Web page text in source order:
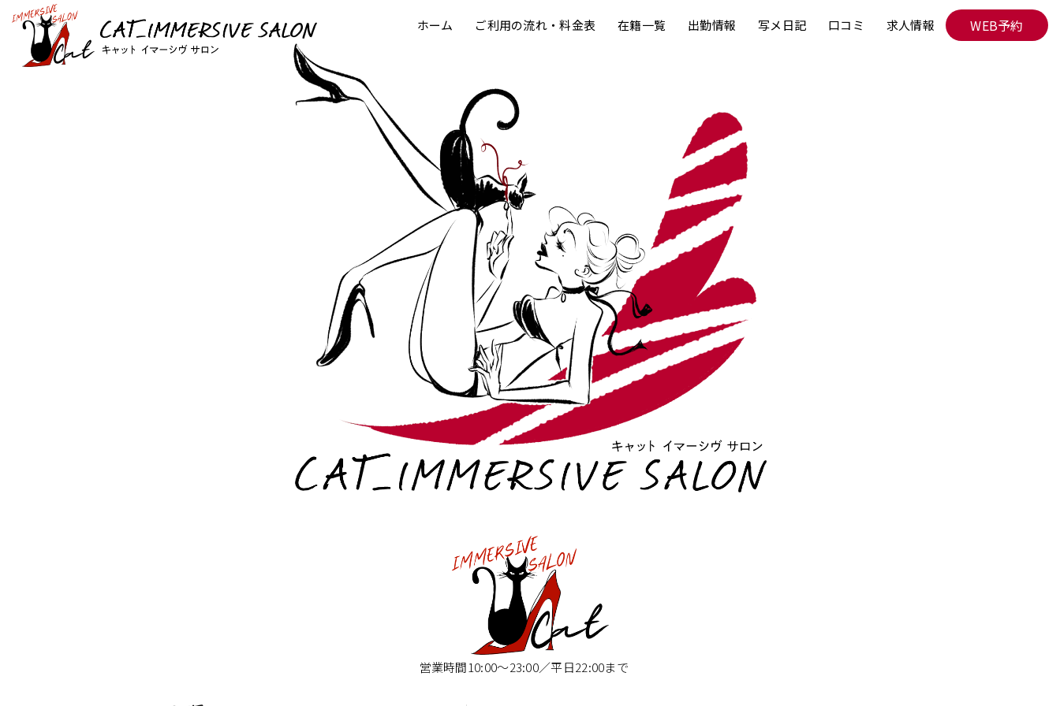
ホーム ご利用の流れ・料金表 在籍一覧 出勤情報 写メ日記 口コミ 求人情報 WEB予約
営業時間10:00〜23:00／平日22:00まで